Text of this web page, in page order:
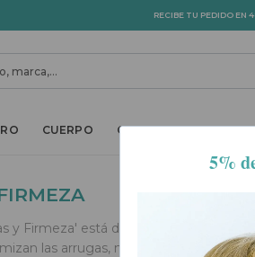
RECIBE TU PEDIDO EN
TOGGLE DROPDOWN
CUERPOTOGGLE DROPDOWN
CABELLOTOGGLE
SOLARES
y Firmeza' está dedicada a
las arrugas, mejoran la firmeza